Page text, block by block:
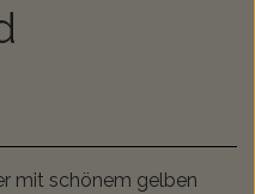
mit schönem gelben